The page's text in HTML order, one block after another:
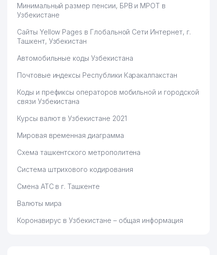
Минимальный размер пенсии, БРВ и МРОТ в
Узбекистане
Сайты Yellow Pages в Глобальной Сети Интернет, г.
Ташкент, Узбекистан
Автомобильные коды Узбекистана
Почтовые индексы Республики Каракалпакстан
Коды и префиксы операторов мобильной и городской
связи Узбекистана
Курсы валют в Узбекистане 2021
Мировая временная диаграмма
Схема ташкентского метрополитена
Система штрихового кодирования
Смена АТС в г. Ташкенте
Валюты мира
Коронавирус в Узбекистане – общая информация